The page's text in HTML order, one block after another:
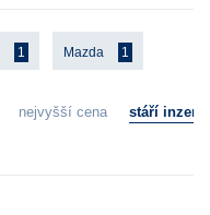
1 Mazda 1
nejvyšší cena stáří